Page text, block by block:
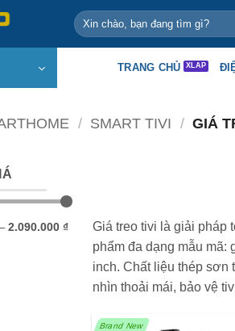
Tìm
kiếm:
TRANG CHỦ
/ SMART TIVI / GIÁ
2.090.000 ₫
Giá treo tivi là giải pháp
phẩm đa dạng mẫu
inch. Chất liệu thép sơn
nhìn thoải mái, bảo vệ
Brand New